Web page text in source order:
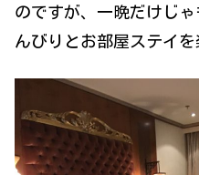
のですが、一晩だけじ
んびりとお部屋ステイ